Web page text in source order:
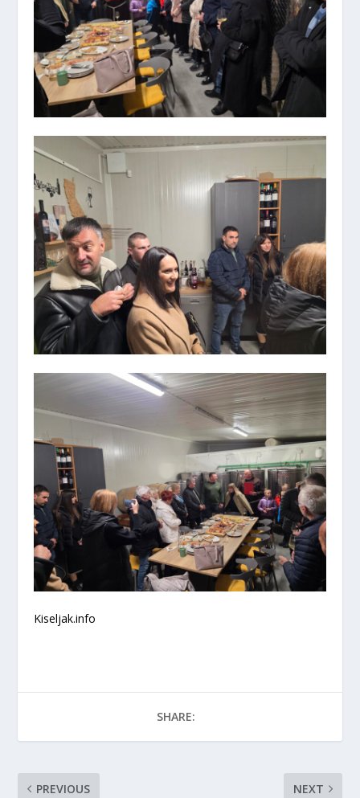
Kiseljak.info
SHARE:
PREVIOUS NEXT